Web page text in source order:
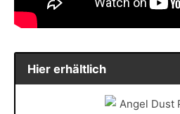
Hier erhältlich